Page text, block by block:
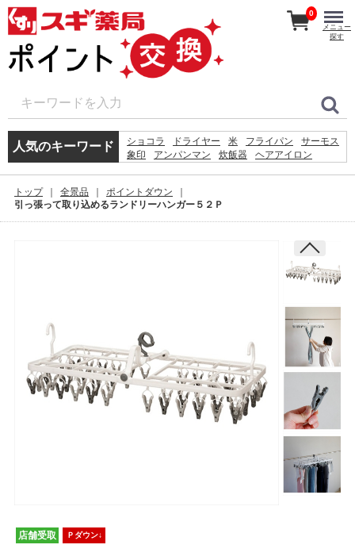
人気のキーワード ショコラ ドライヤー 米 フライパン
サーモス
象印
アンパンマン 炊飯器
ヘアアイロン
ティファール
0
メニュー
探す
トップ 全景品
ポイントダウン
引っ張って取り込めるランドリーハンガー５２Ｐ
店舗受取 Ｐダウン↓